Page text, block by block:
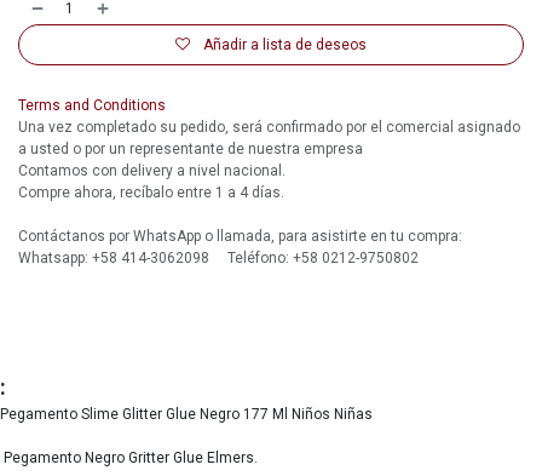
Añadir a lista de deseos
Terms and Conditions
Una vez completado su pedido, será confirmado por el comercial asignado
a usted o por un representante de nuestra empresa
Contamos con delivery a nivel nacional.
Compre ahora, recíbalo entre 1 a 4 días.
Contáctanos por WhatsApp o llamada, para asistirte en tu compra:
Whatsapp: +58 414-3062098 Teléfono: +58 0212-9750802
:
Pegamento Slime Glitter Glue Negro 177 Ml Niños Niñas
Pegamento Negro Gritter Glue Elmers.